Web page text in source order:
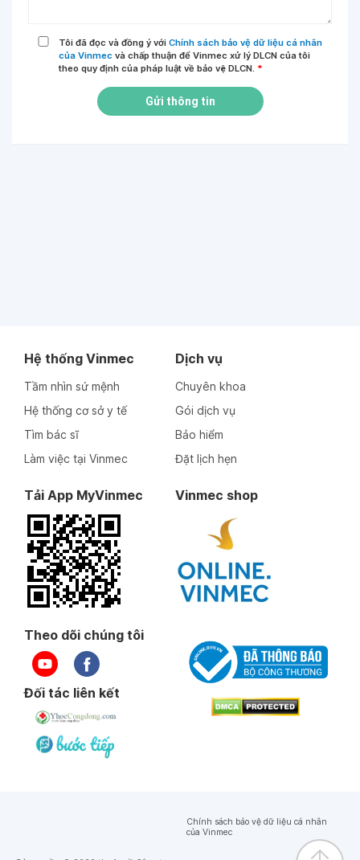
Tôi đã đọc và đồng ý với Chính sách bảo vệ dữ liệu cá nhân
của Vinmec và chấp thuận để Vinmec xử lý DLCN của tôi
theo quy định của pháp luật về bảo vệ DLCN. *
Gửi thông tin
Hệ thống Vinmec
Tầm nhìn sứ mệnh
Hệ thống cơ sở y tế
Tìm bác sĩ
Làm việc tại Vinmec
Dịch vụ
Chuyên khoa
Gói dịch vụ
Bảo hiểm
Đặt lịch hẹn
Tải App MyVinmec Vinmec shop
Theo dõi chúng tôi
Đối tác liên kết
Chính sách bảo vệ dữ liệu cá nhân
của Vinmec